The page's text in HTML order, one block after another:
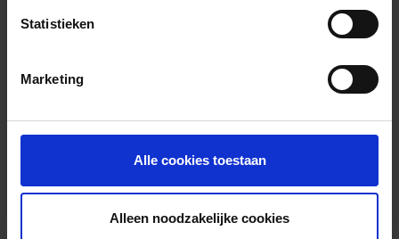
Statistieken
Marketing
Alle cookies toestaan
Alleen noodzakelijke cookies